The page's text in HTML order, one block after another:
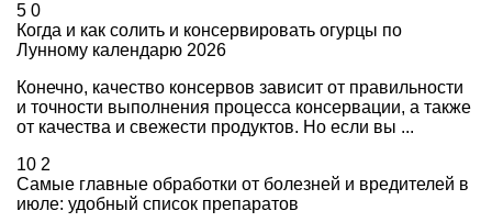
5 0
Когда и как солить и консервировать огурцы по
Лунному календарю 2026
Конечно, качество консервов зависит от правильности
и точности выполнения процесса консервации, а также
от качества и свежести продуктов. Но если вы ...
10 2
Самые главные обработки от болезней и вредителей в
июле: удобный список препаратов